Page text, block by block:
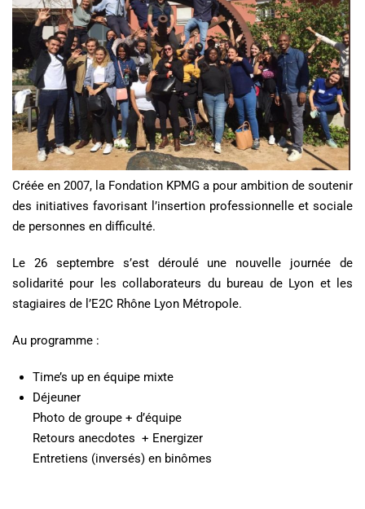
Créée en 2007, la Fondation KPMG a pour ambition de soutenir
des initiatives favorisant l’insertion professionnelle et sociale
de personnes en difficulté.
Le 26 septembre s’est déroulé une nouvelle journée de
solidarité pour les collaborateurs du bureau de Lyon et les
stagiaires de l’E2C Rhône Lyon Métropole.
Au programme :
Time’s up en équipe mixte
Déjeuner
Photo de groupe + d’équipe
Retours anecdotes + Energizer
Entretiens (inversés) en binômes